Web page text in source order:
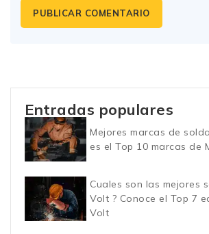
Entradas populares
Mejores marcas de
es el Top 10 marcas de
Cuales son las mejores
Volt ? Conoce el Top 7
Volt